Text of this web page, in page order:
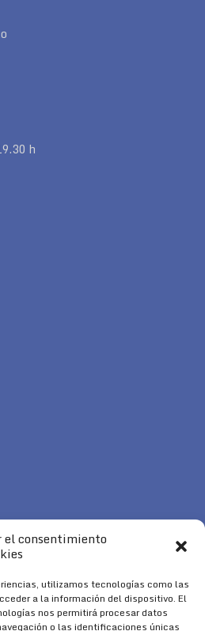
el consentimiento
utilizamos tecnologías como las
a la información del dispositivo. El
nos permitirá procesar datos
o las identificaciones únicas
h